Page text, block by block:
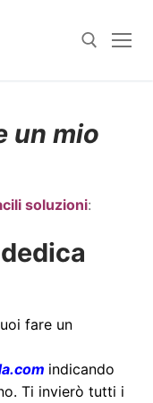
un mio
soluzioni:
fare un
indicando
Ti invierò tutti i